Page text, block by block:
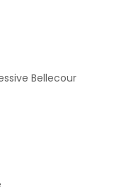
Bellecour